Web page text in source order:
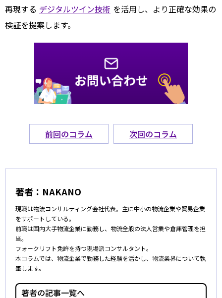
再現する デジタルツイン技術 を活用し、より正確な効果の
検証を提案します。
前回のコラム 次回のコラム
著者： NAKANO
現職は物流コンサルティング会社代表。主に中小の物流企業や貿易企業
をサポートしている。
前職は国内大手物流企業に勤務し、物流全般の法人営業や倉庫管理を担
当。
フォークリフト免許を持つ現場派コンサルタント。
本コラムでは、物流企業で勤務した経験を活かし、物流業界について執
筆します。
著者の記事一覧へ